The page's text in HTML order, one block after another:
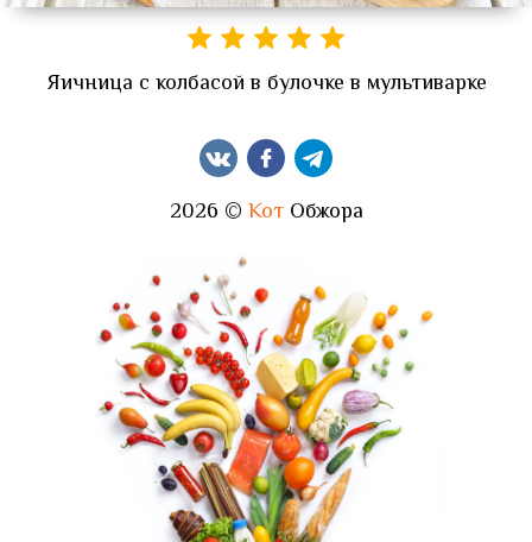
Яичница с колбасой в булочке в мультиварке
2026 © КотОбжора